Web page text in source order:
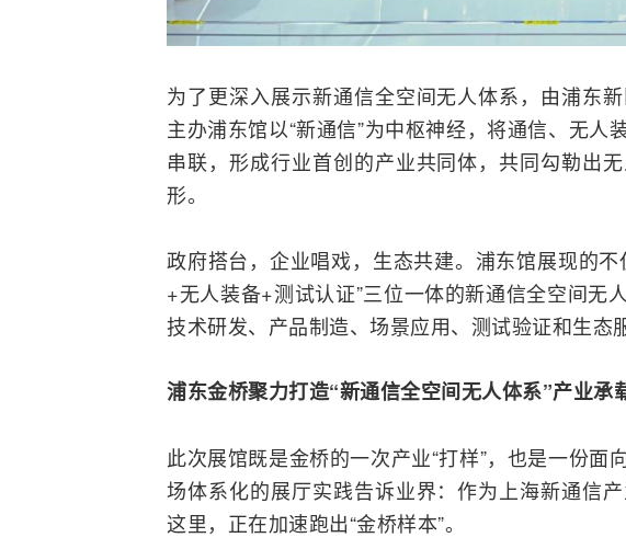
为了更深入展示新通信全空间无人体系，由浦东
主办浦东馆以“新通信”为中枢神经，将通信、无人
串联，形成行业首创的产业共同体，共同勾勒出
形。
政府搭台，企业唱戏，生态共建。浦东馆展现的
+无人装备+测试认证”三位一体的新通信全空间无
技术研发、产品制造、场景应用、测试验证和生态
浦东金桥聚力打造“新通信全空间无人体系”产业承
此次展馆既是金桥的一次产业“打样”，也是一份
场体系化的展厅实践告诉业界：作为上海新通信
这里，正在加速跑出“金桥样本”。